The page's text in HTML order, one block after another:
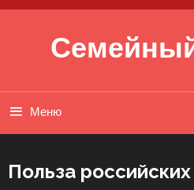
Перейти к содержимому
Меню
Польза